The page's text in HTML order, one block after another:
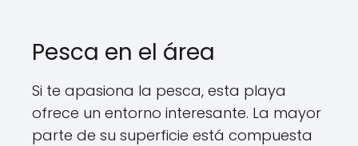
Pesca en el área
Si te apasiona la pesca, esta playa
ofrece un entorno interesante. La mayor
parte de su superficie está compuesta